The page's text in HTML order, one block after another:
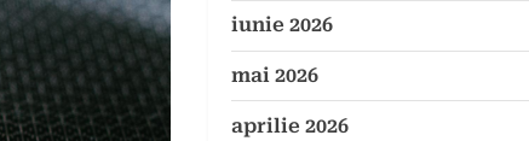
iunie 2026
mai 2026
aprilie 2026